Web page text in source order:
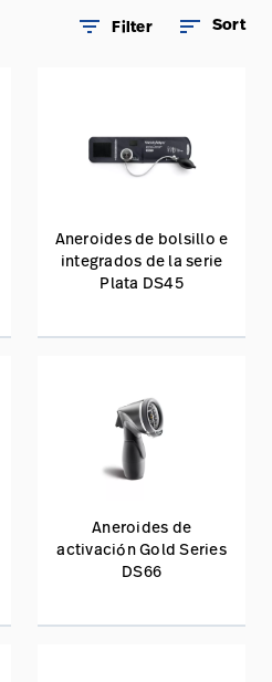
filter_list Filter sort Sort
Aneroides de bolsillo e
integrados de la serie
Plata DS45
Aneroides de
activación Gold Series
DS66